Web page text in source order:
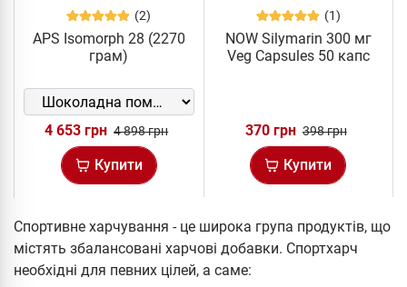
(2)
APS Isomorph 28 (2270
грам)
4 653 грн 4 898 грн
Купити
(1)
NOW Silymarin 300 мг
Veg Capsules 50 капс
370 грн 398 грн
Купити
Спортивне харчування - це широка група продуктів, що
містять збалансовані харчові добавки. Спортхарч
необхідні для певних цілей, а саме: